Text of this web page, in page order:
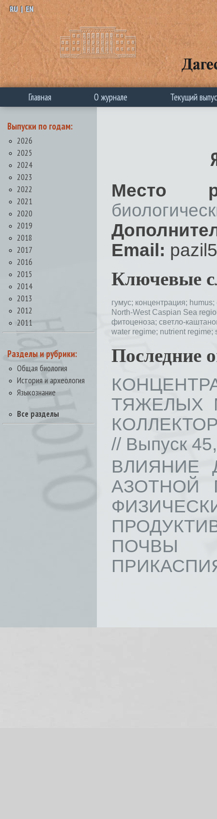
RU | EN
Главная О журнале Текущий
Выпуски по годам:
2026
2025
2024
2023
2022
2021
2020
2019
2018
2017
2016
2015
2014
2013
2012
2011
Разделы и рубрики:
Общая биология
История и археология
Языкознание
Все разделы
Место
Email:
Ключевые
гумус; концентрация; humus;
North-West Caspian Sea
фитоценоза; светло-
water regime; nutrient regime;
Последние
ТЯЖЕЛЫХ
// Выпуск
ВЛИЯНИЕ
АЗОТНОЙ
ПОЧВЫ
ПРИКАСПИЯ